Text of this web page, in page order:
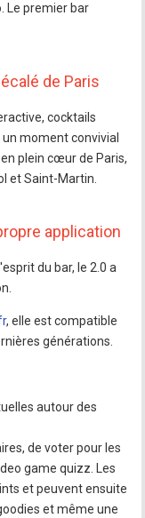
Le premier bar
de Paris
cocktails
moment convivial
plein cœur de Paris,
et Saint-Martin.
application
du bar, le 2.0 a
, elle est compatible
générations.
autour des
de voter pour les
game quizz. Les
et peuvent ensuite
et même une